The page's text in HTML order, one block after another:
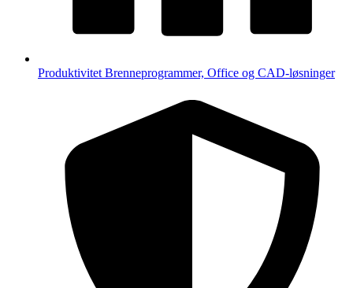
Produktivitet Brenneprogrammer, Office og CAD-løsninger